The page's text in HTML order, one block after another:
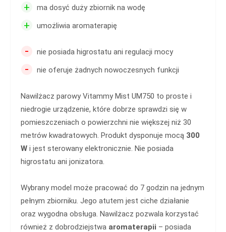
+ ma dosyć duży zbiornik na wodę
+ umożliwia aromaterapię
- nie posiada higrostatu ani regulacji mocy
- nie oferuje żadnych nowoczesnych funkcji
Nawilżacz parowy Vitammy Mist UM750 to proste i
niedrogie urządzenie, które dobrze sprawdzi się w
pomieszczeniach o powierzchni nie większej niż 30
metrów kwadratowych. Produkt dysponuje mocą 300
W i jest sterowany elektronicznie. Nie posiada
higrostatu ani jonizatora.
Wybrany model może pracować do 7 godzin na jednym
pełnym zbiorniku. Jego atutem jest ciche działanie
oraz wygodna obsługa. Nawilżacz pozwala korzystać
również z dobrodziejstwa aromaterapii – posiada